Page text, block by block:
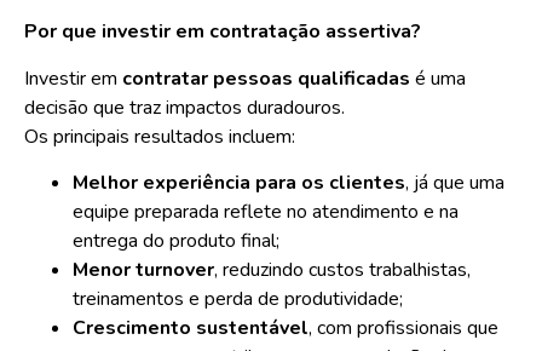
Por que investir em contratação assertiva?
Investir em contratar pessoas qualificadas é uma
decisão que traz impactos duradouros.
Os principais resultados incluem:
Melhor experiência para os clientes, já que uma
equipe preparada reflete no atendimento e na
entrega do produto final;
Menor turnover, reduzindo custos trabalhistas,
treinamentos e perda de produtividade;
Crescimento sustentável, com profissionais que